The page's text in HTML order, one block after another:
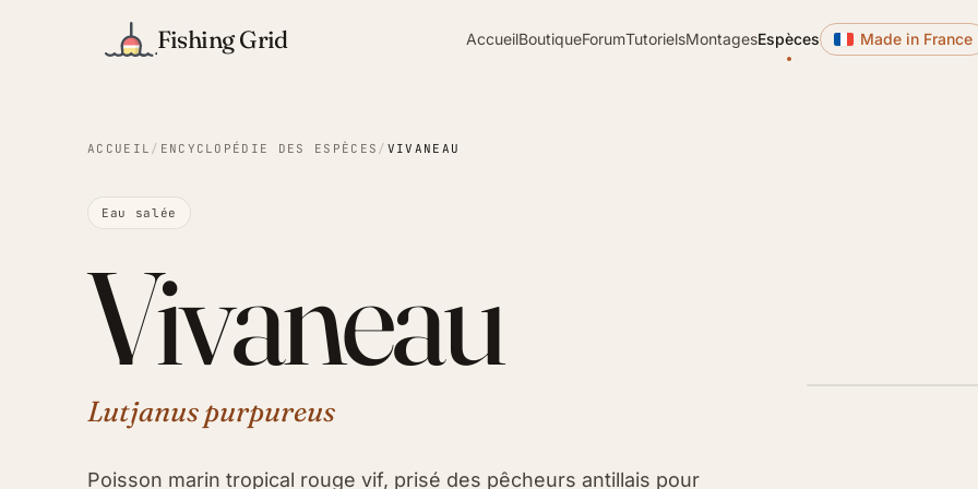
Fishing Grid AccueilBoutiqueForumTutorielsMontagesEspèces Made in France
ACCUEIL / ENCYCLOPÉDIE DES ESPÈCES / VIVANEAU
Eau salée
Vivaneau
Lutjanus purpureus
Poisson marin tropical rouge vif, prisé des pêcheurs antillais pour